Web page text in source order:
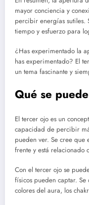
mayor conciencia y
percibir energías sutiles.
tiempo y esfuerzo para
¿Has experimentado la
has experimentado? El
un tema fascinante y
Qué se
El tercer ojo es un
capacidad de percibir
pueden ver. Se cree que
frente y está relacionado
Con el tercer ojo se
físicos pueden captar.
colores del aura, los